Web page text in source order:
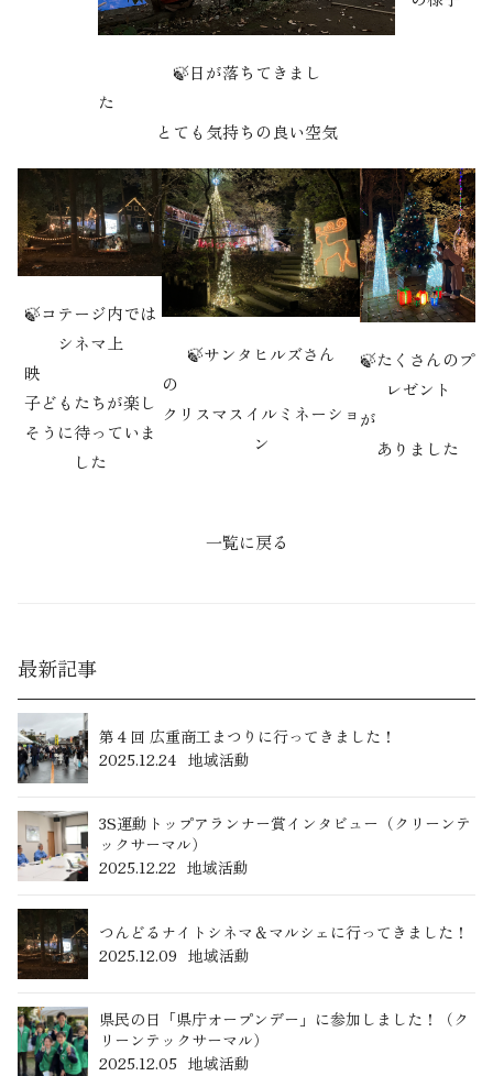
最新記事
第４回 広重商工まつりに行ってきました！
2025.12.24 地域活動
3S運動トップアランナー賞インタビュー（クリーンテ
ックサーマル）
2025.12.22 地域活動
つんどるナイトシネマ＆マルシェに行ってきました！
2025.12.09 地域活動
県民の日「県庁オープンデー」に参加しました！（ク
リーンテックサーマル）
2025.12.05 地域活動
🍃日が落ちてきまし
た
とても気持ちの良い空気
🍃コテージ内では
シネマ上
映
子どもたちが楽し
そうに待っていま
した
🍃サンタヒルズさん
の
クリスマスイルミネーショ
ン
🍃たくさんのプ
レゼント
が
ありました
一覧に戻る